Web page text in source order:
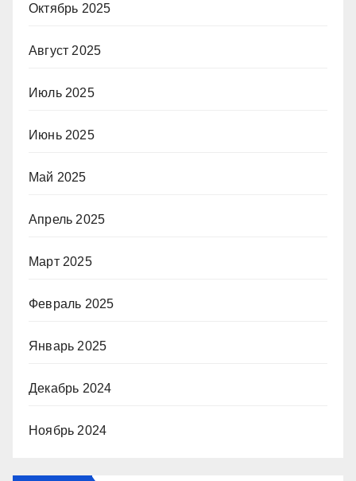
Октябрь 2025
Август 2025
Июль 2025
Июнь 2025
Май 2025
Апрель 2025
Март 2025
Февраль 2025
Январь 2025
Декабрь 2024
Ноябрь 2024